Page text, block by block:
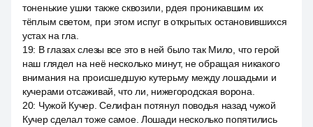
тоненькие ушки также сквозили, рдея проникавшим их
тёплым светом, при этом испуг в открытых остановившихся
устах на гла.
19: В глазах слезы все это в ней было так Мило, что герой
наш глядел на неё несколько минут, не обращая никакого
внимания на происшедшую кутерьму между лошадьми и
кучерами отсаживай, что ли, нижегородская ворона.
20: Чужой Кучер. Селифан потянул поводья назад чужой
Кучер сделал тоже самое. Лошади несколько попятились